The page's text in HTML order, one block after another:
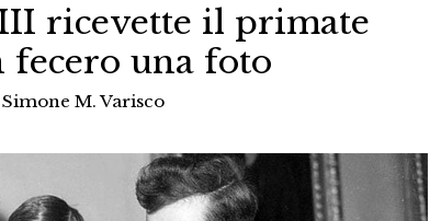
ricevette il primate
fecero una foto
Simone M. Varisco